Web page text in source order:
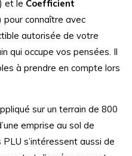
et le Coefficient
pour connaître avec
autorisée de votre
qui occupe vos pensées. Il
à prendre en compte lors
sur un terrain de 800
emprise au sol de
s’intéressent aussi de